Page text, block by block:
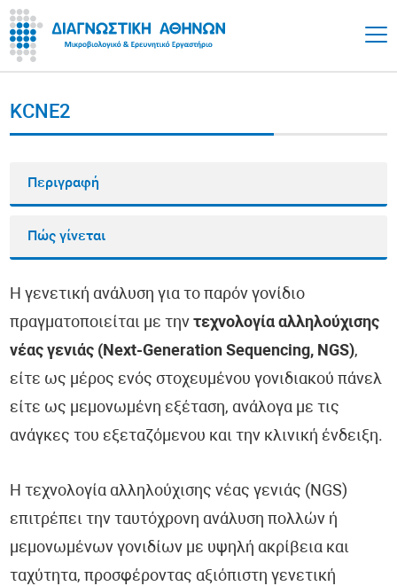
KCNE2
Περιγραφή
Πώς γίνεται
Η γενετική ανάλυση για το παρόν γονίδιο
πραγματοποιείται με τηντεχνολογία αλληλούχισης
νέας γενιάς (Next-Generation Sequencing, NGS),
είτε ως μέρος ενός στοχευμένου γονιδιακού πάνελ
είτε ως μεμονωμένη εξέταση, ανάλογα με τις
ανάγκες του εξεταζόμενου και την κλινική ένδειξη.
Η τεχνολογία αλληλούχισης νέας γενιάς (NGS)
επιτρέπει την ταυτόχρονη ανάλυση πολλών ή
μεμονωμένων γονιδίων με υψηλή ακρίβεια και
ταχύτητα, προσφέροντας αξιόπιστη γενετική